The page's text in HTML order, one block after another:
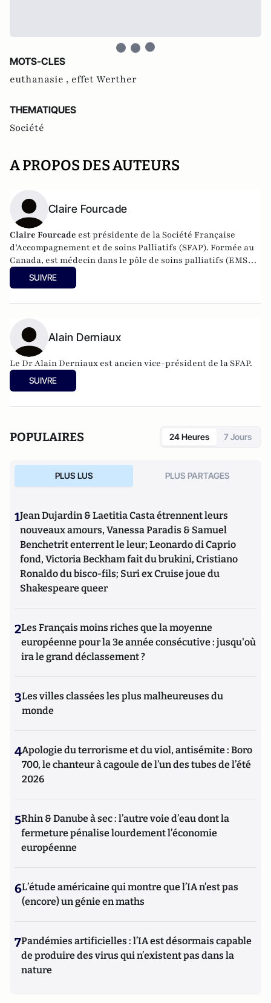
MOTS-CLES
euthanasie , effet Werther
THEMATIQUES
Société
A PROPOS DES AUTEURS
Claire Fourcade
Claire Fourcade est présidente de la Société Française
d’Accompagnement et de soins Palliatifs (SFAP). Formée au
Canada, est médecin dans le pôle de soins palliatifs (EMSP +
service de SP + HDJ) de la Polyclinique Le Languedoc à
Narbonne depuis 20 ans.
SUIVRE
Alain Derniaux
Le Dr Alain Derniaux est ancien vice-président de la SFAP.
SUIVRE
POPULAIRES 24 Heures 7 Jours
PLUS LUS PLUS PARTAGES
1Jean Dujardin & Laetitia Casta étrennent leurs
nouveaux amours, Vanessa Paradis & Samuel
Benchetrit enterrent le leur; Leonardo di Caprio
fond, Victoria Beckham fait du brukini, Cristiano
Ronaldo du bisco-fils; Suri ex Cruise joue du
Shakespeare queer
2Les Français moins riches que la moyenne
européenne pour la 3e année consécutive : jusqu'où
ira le grand déclassement ?
3Les villes classées les plus malheureuses du
monde
4Apologie du terrorisme et du viol, antisémite : Boro
700, le chanteur à cagoule de l’un des tubes de l’été
2026
5Rhin & Danube à sec : l’autre voie d’eau dont la
fermeture pénalise lourdement l’économie
européenne
6L’étude américaine qui montre que l’IA n’est pas
(encore) un génie en maths
7Pandémies artificielles : l’IA est désormais capable
de produire des virus qui n’existent pas dans la
nature